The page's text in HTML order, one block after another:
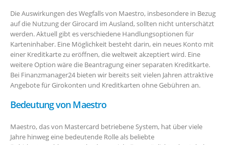
Die Auswirkungen des Wegfalls von Maestro, insbesondere in Bezug
auf die Nutzung der Girocard im Ausland, sollten nicht unterschätzt
werden. Aktuell gibt es verschiedene Handlungsoptionen für
Karteninhaber. Eine Möglichkeit besteht darin, ein neues Konto mit
einer Kreditkarte zu eröffnen, die weltweit akzeptiert wird. Eine
weitere Option wäre die Beantragung einer separaten Kreditkarte.
Bei Finanzmanager24 bieten wir bereits seit vielen Jahren attraktive
Angebote für Girokonten und Kreditkarten ohne Gebühren an.
Bedeutung von Maestro
Maestro, das von Mastercard betriebene System, hat über viele
Jahre hinweg eine bedeutende Rolle als beliebte